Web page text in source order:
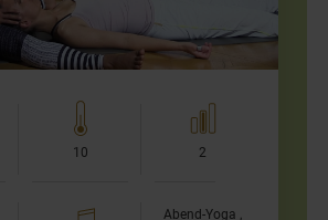
10 2
Abend-Yoga ,